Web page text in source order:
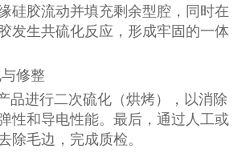
硅胶流动并填充剩余型腔，同时在
发生共硫化反应，形成牢固的一体
修整
品进行二次硫化（烘烤），以消除
性和导电性能。最后，通过人工或
除毛边，完成质检。